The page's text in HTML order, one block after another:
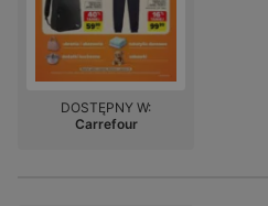
DOSTĘPNY W:
Carrefour